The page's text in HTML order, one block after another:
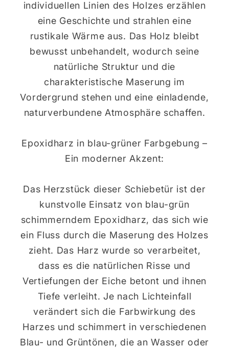
individuellen Linien des Holzes erzählen
eine Geschichte und strahlen eine
rustikale Wärme aus. Das Holz bleibt
bewusst unbehandelt, wodurch seine
natürliche Struktur und die
charakteristische Maserung im
Vordergrund stehen und eine einladende,
naturverbundene Atmosphäre schaffen.
Epoxidharz in blau-grüner Farbgebung –
Ein moderner Akzent:
Das Herzstück dieser Schiebetür ist der
kunstvolle Einsatz von blau-grün
schimmerndem Epoxidharz, das sich wie
ein Fluss durch die Maserung des Holzes
zieht. Das Harz wurde so verarbeitet,
dass es die natürlichen Risse und
Vertiefungen der Eiche betont und ihnen
Tiefe verleiht. Je nach Lichteinfall
verändert sich die Farbwirkung des
Harzes und schimmert in verschiedenen
Blau- und Grüntönen, die an Wasser oder